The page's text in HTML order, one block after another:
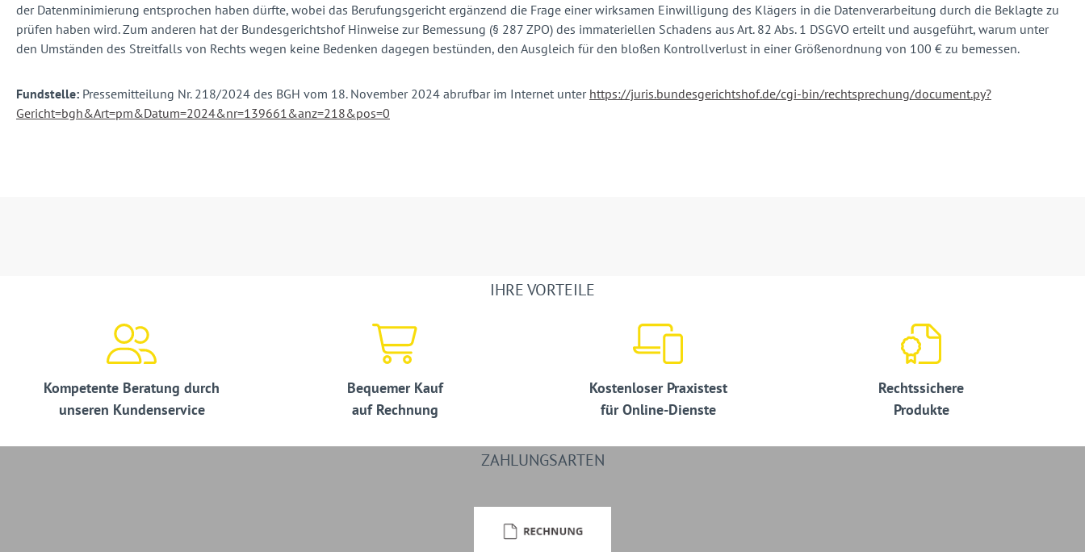
der Datenminimierung entsprochen haben dürfte, wobei das Berufungsgericht ergänzend die Frage einer wirksamen Einwilligung des Klägers in die Datenverarbeitung durch die Beklagte zu
prüfen haben wird. Zum anderen hat der Bundesgerichtshof Hinweise zur Bemessung (§ 287 ZPO) des immateriellen Schadens aus Art. 82 Abs. 1 DSGVO erteilt und ausgeführt, warum unter
den Umständen des Streitfalls von Rechts wegen keine Bedenken dagegen bestünden, den Ausgleich für den bloßen Kontrollverlust in einer Größenordnung von 100 € zu bemessen.
Fundstelle: Pressemitteilung Nr. 218/2024 des BGH vom 18. November 2024 abrufbar im Internet unter https://juris.bundesgerichtshof.de/cgi-bin/rechtsprechung/document.py?
Gericht=bgh&Art=pm&Datum=2024&nr=139661&anz=218&pos=0
IHRE VORTEILE
Kompetente Beratung durch
unseren Kundenservice
Bequemer Kauf
auf Rechnung
Kostenloser Praxistest
für Online-Dienste
Rechtssichere
Produkte
ZAHLUNGSARTEN